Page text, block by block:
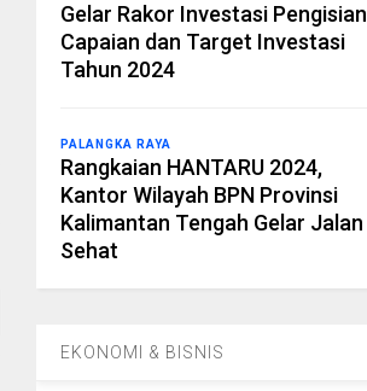
Gelar Rakor Investasi Pengisian
Capaian dan Target Investasi
Tahun 2024
PALANGKA RAYA
Rangkaian HANTARU 2024,
Kantor Wilayah BPN Provinsi
Kalimantan Tengah Gelar Jalan
Sehat
EKONOMI & BISNIS